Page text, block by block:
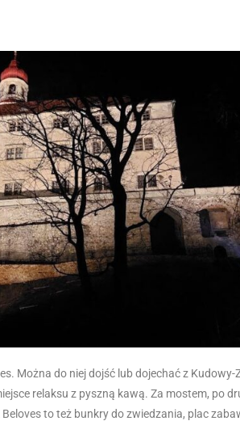
Można do niej dojść lub dojechać z
relaksu z pyszną kawą. Za mostem, po
to też bunkry do zwiedzania, plac